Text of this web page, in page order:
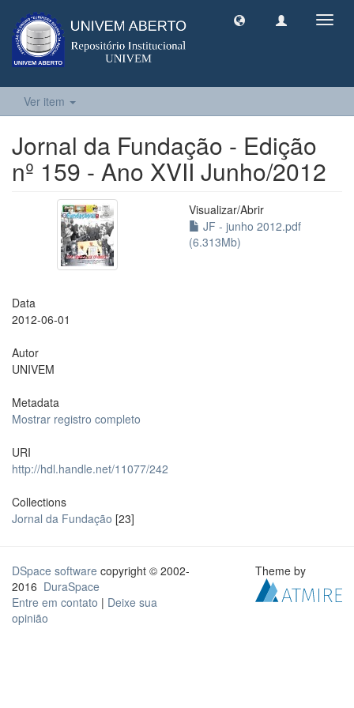
Ver item
Jornal da Fundação - Edição
nº 159 - Ano XVII Junho/2012
Visualizar/Abrir
JF - junho 2012.pdf
(6.313Mb)
Data
2012-06-01
Autor
UNIVEM
Metadata
Mostrar registro completo
URI
http://hdl.handle.net/11077/242
Collections
Jornal da Fundação [23]
DSpace software copyright © 2002-
2016 DuraSpace
Entre em contato | Deixe sua
opinião
Theme by